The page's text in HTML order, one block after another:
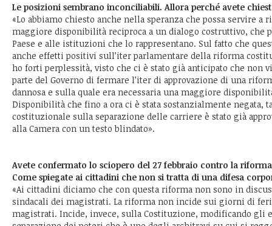
Le posizioni sembrano inconciliabili. Allora perché avete
«Lo abbiamo chiesto anche nella speranza che possa servire
maggiore disponibilità reciproca a un dialogo costruttivo, che
Paese e alle istituzioni che lo rappresentano. Sul fatto che
anche effetti positivi sull’iter parlamentare della riforma
ho forti perplessità, visto che ci è stato già anticipato che non
parte del Governo di fermare l’iter di approvazione di una
dannosa e sulla quale era necessaria una maggiore
Disponibilità che fino a ora ci è stata sostanzialmente negata,
costituzionale sulla separazione delle carriere è stato già
alla Camera con un testo blindato».
Avete confermato lo sciopero del 27 febbraio contro la
Come spiegate ai cittadini che non si tratta di una difesa
«Ai cittadini diciamo che con questa riforma non sono in
sindacali dei magistrati. La riforma non incide sui giorni di
magistrati. Incide, invece, sulla Costituzione, modificando gli